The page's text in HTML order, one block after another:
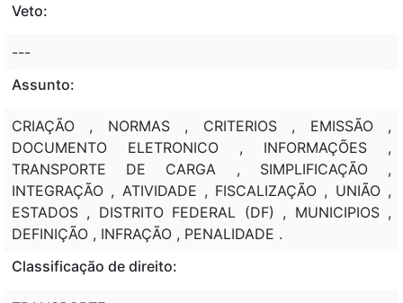
Veto:
---
Assunto:
CRIAÇÃO , NORMAS , CRITERIOS , EMISSÃO ,
DOCUMENTO ELETRONICO , INFORMAÇÕES ,
TRANSPORTE DE CARGA , SIMPLIFICAÇÃO ,
INTEGRAÇÃO , ATIVIDADE , FISCALIZAÇÃO , UNIÃO ,
ESTADOS , DISTRITO FEDERAL (DF) , MUNICIPIOS ,
DEFINIÇÃO , INFRAÇÃO , PENALIDADE .
Classificação de direito: